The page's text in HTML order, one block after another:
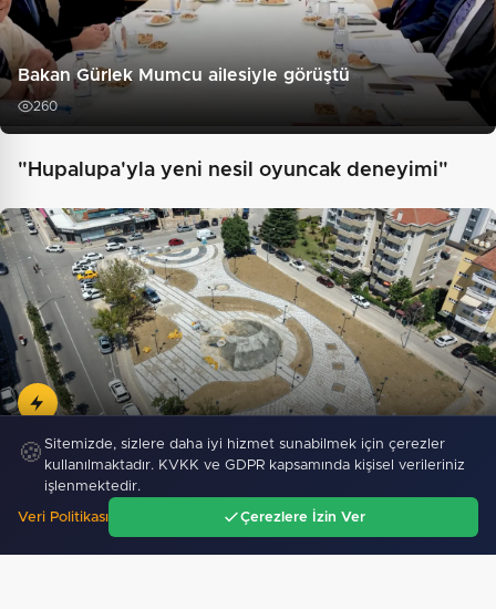
Bakan Gürlek Mumcu ailesiyle görüştü
260
"Hupalupa'yla yeni nesil oyuncak deneyimi"
Bursa Nilüfer’e 7 yeni park kazandırılıyor
🍪 Sitemizde, sizlere daha iyi hizmet sunabilmek için çerezler
kullanılmaktadır. KVKK ve GDPR kapsamında kişisel verileriniz
işlenmektedir.
Veri Politikası Çerezlere İzin Ver
Gündem Ara Menü